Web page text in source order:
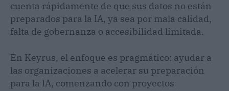
cuenta rápidamente de que sus datos no están
preparados para la IA, ya sea por mala calidad,
falta de gobernanza o accesibilidad limitada.
En Keyrus, el enfoque es pragmático: ayudar a
las organizaciones a acelerar su preparación
para la IA, comenzando con proyectos